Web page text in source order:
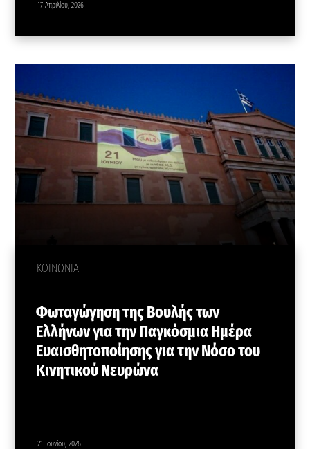
17 Απριλίου, 2026
ΚΟΙΝΩΝΙΑ
Φωταγώγηση της Βουλής των
Ελλήνων για την Παγκόσμια Ημέρα
Ευαισθητοποίησης για την Νόσο του
Κινητικού Νευρώνα
21 Ιουνίου, 2026